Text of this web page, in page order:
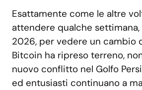
Esattamente come le altre
attendere qualche settimana,
2026, per vedere un cambio
Bitcoin ha ripreso terreno,
nuovo conflitto nel Golfo
ed entusiasti continuano a